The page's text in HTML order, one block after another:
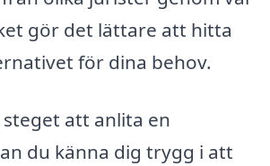
gör det lättare att hitta
för dina behov.
att anlita en
du känna dig trygg i att